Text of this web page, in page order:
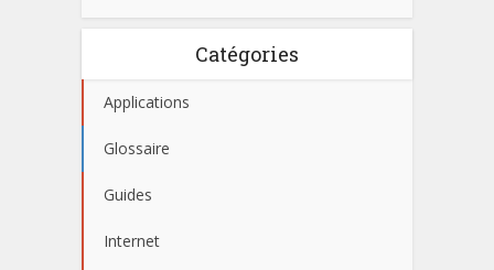
Catégories
Applications
Glossaire
Guides
Internet